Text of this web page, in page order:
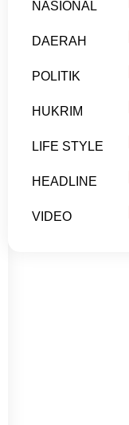
NASIONAL
DAERAH
POLITIK
HUKRIM
LIFE STYLE
HEADLINE
VIDEO